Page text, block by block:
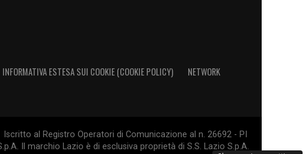
INFORMATIVA ESTESA SUI COOKIE (COOKIE POLICY) NETWORK
al Registro Operatori di Comunicazione al n. 26692 - PI
Il marchio Lazio è di esclusiva proprietà di S.S. Lazio S.p.A.